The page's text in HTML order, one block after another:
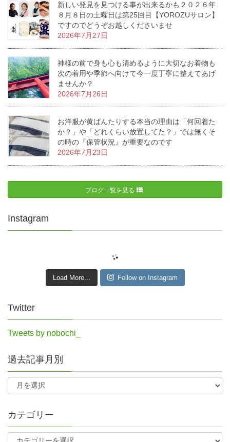
新しい発見を見つける事が出来るかも２０２６年
８月８日の土曜日は第25回目【YOROZUサロン】
ですのでどうぞお越しくださいませ
2026年7月27日
神様の前で身も心も清めるように大切なお着物も
次の着用や季節へ向けて今一度丁寧に整えてあげ
ませんか？
2026年7月26日
お洋服が黄ばんたりする本当の理由は「何回着た
か？」や「どれくらい放置してた？」では無くそ
の時の『保管状況』が重要なのです
2026年7月23日
ブログ一覧を見る
Instagram
Load More... Follow on Instagram
Twitter
Tweets by nobochi_
過去記事月別
カテゴリー